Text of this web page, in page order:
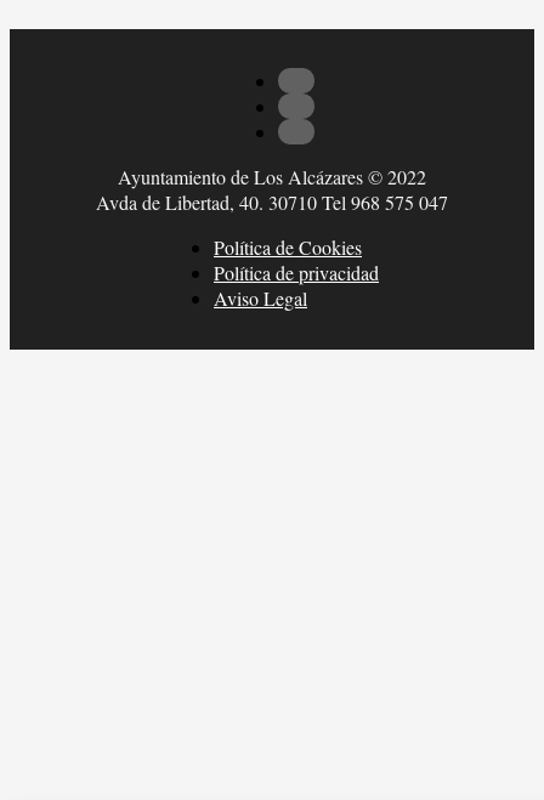
Ayuntamiento de Los Alcázares © 2022
Avda de Libertad, 40. 30710 Tel 968 575 047
Política de Cookies
Política de privacidad
Aviso Legal